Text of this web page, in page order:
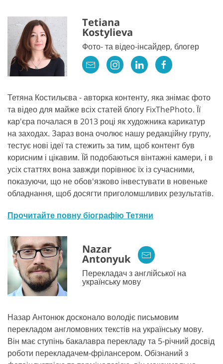
Tetiana
Kostylieva
Фото- та відео-інсайдер, блогер
Тетяна Костильєва - авторка контенту, яка знімає фото
та відео для майже всіх статей блогу FixThePhoto. Її
кар'єра почалася в 2013 році як художника карикатур
на заходах. Зараз вона очолює нашу редакційну групу,
тестує нові ідеї та стежить за тим, щоб контент був
корисним і цікавим. Їй подобаються вінтажні камери, і в
усіх статтях вона завжди порівнює їх із сучасними,
показуючи, що не обов'язково інвестувати в новеньке
обладнання, щоб досягти приголомшливих результатів.
Прочитайте повну біографію Тетяни
Nazar
Antonyuk
Перекладач з англійської на
українську мову
Назар Антонюк досконало володіє письмовим
перекладом англомовних текстів на українську мову.
Він має ступінь бакалавра перекладу та 5-річний досвід
роботи перекладачем-фрілансером. Обізнаний з